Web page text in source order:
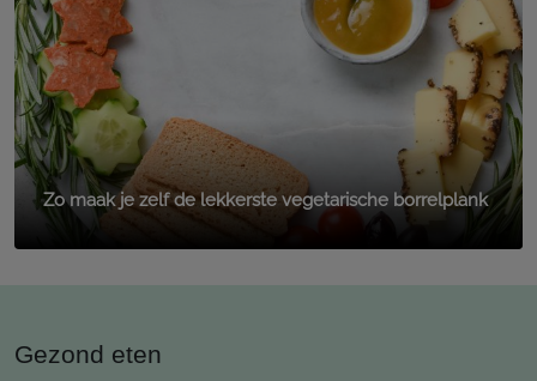
Zo maak je zelf de lekkerste vegetarische borrelplank
Gezond eten